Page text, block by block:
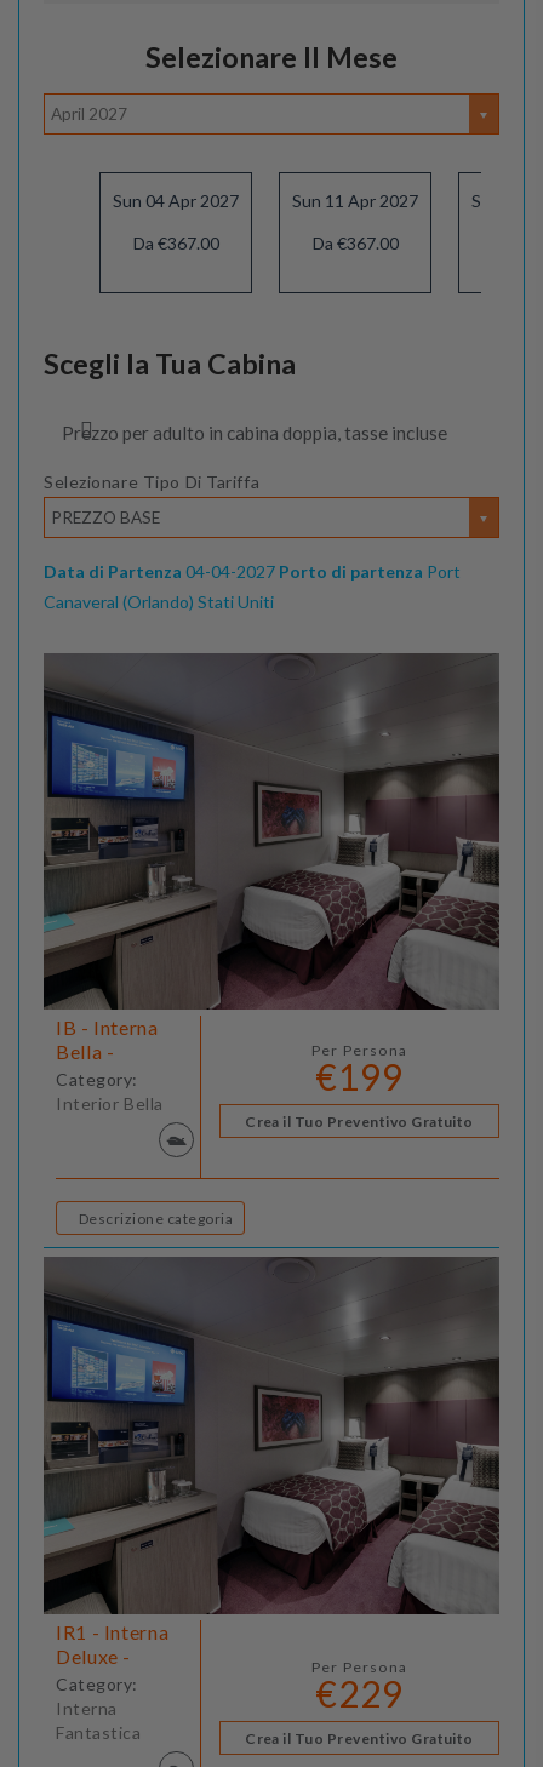
Selezionare Il Mese
April 2027
Sun 04 Apr 2027
Da €367.00
Sun 11 Apr 2027
Da €367.00
Sun 18
Scegli la Tua Cabina
Prezzo per adulto in cabina doppia, tasse incluse
Selezionare Tipo Di Tariffa
PREZZO BASE
Data di Partenza 04-04-2027 Porto di partenza Port
Canaveral (Orlando) Stati Uniti
IB - Interna
Bella -
Category:
Interior Bella
Per Persona
€199
Crea il Tuo Preventivo Gratuito
Descrizione categoria
IR1 - Interna
Deluxe -
Category:
Interna
Fantastica
Per Persona
€229
Crea il Tuo Preventivo Gratuito